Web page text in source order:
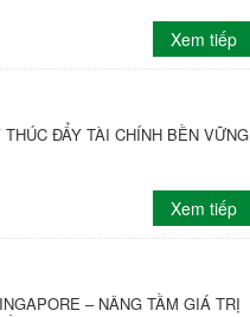
Xem tiếp
ĐẨY TÀI CHÍNH BỀN VỮNG
Xem tiếp
– NÂNG TẦM GIÁ TRỊ